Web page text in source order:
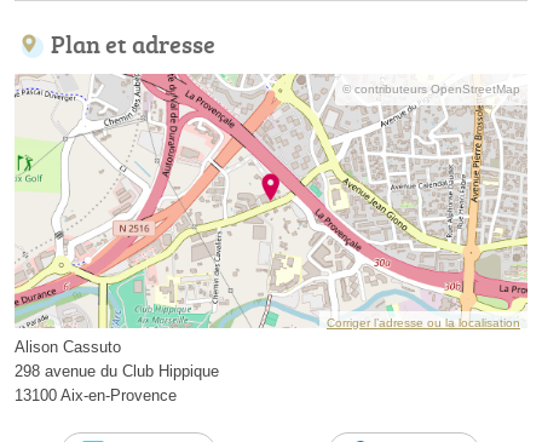
Plan et adresse
© contributeurs OpenStreetMap
Corriger l’adresse ou la localisation
Alison Cassuto
298 avenue du Club Hippique
13100 Aix-en-Provence